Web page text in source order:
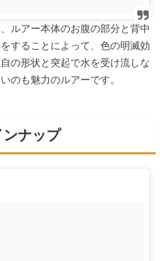
ルアー本体のお腹の部分と背中
することによって、色の明滅効
の形状と突起で水を受け流しな
のも魅力のルアーです。
ンナップ